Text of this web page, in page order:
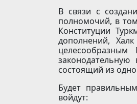
В связи с
полномочий, в
Конституции
дополнений,
целесообразным
состоящий из
Будет
войдут: